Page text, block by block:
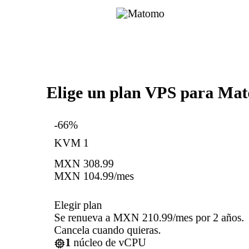
Elige un plan VPS para
-66%
KVM 1
MXN 308.99
MXN 104.99/mes
Elegir plan
Se renueva a MXN 210.99/mes por 2 años.
Cancela cuando quieras.
1 núcleo de vCPU